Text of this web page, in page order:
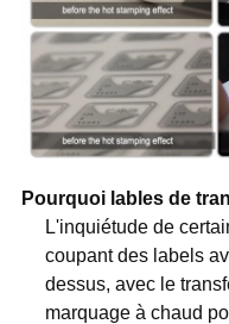
Pourquoi lables de
L'inquiétude de
coupant des labels
dessus, avec le
marquage à chaud